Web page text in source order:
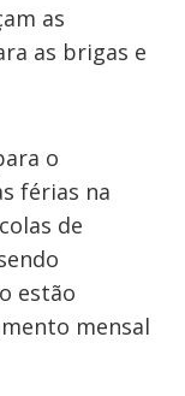
as
as brigas e
o
férias na
de
estão
mensal